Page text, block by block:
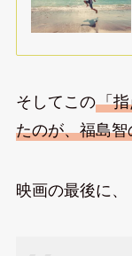
そしてこの「
たのが、福島智
映画の最後に、